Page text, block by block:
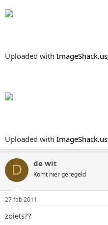
Uploaded with ImageShack.us
Uploaded with ImageShack.us
D de wit
Komt hier geregeld
27 feb 2011
zoiets??